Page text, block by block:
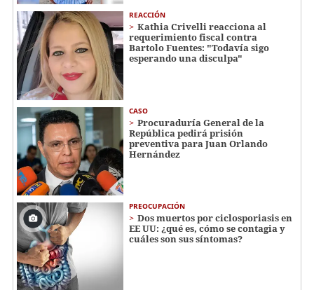
REACCIÓN
Kathia Crivelli reacciona al
requerimiento fiscal contra
Bartolo Fuentes: "Todavía sigo
esperando una disculpa"
CASO
Procuraduría General de la
República pedirá prisión
preventiva para Juan Orlando
Hernández
PREOCUPACIÓN
Dos muertos por ciclosporiasis en
EE UU: ¿qué es, cómo se contagia y
cuáles son sus síntomas?